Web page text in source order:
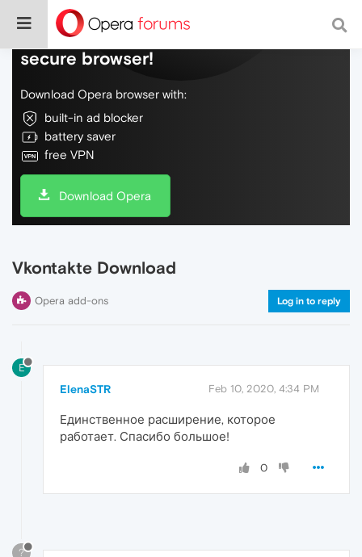
Do more on the web, with a fast and
secure browser!
Download Opera browser with:
built-in ad blocker
battery saver
free VPN
Download Opera
Vkontakte Download
Opera add-ons Log in to reply
E
ElenaSTR Feb 10, 2020, 4:34 PM
Единственное расширение, которое
работает. Спасибо большое!
0
?